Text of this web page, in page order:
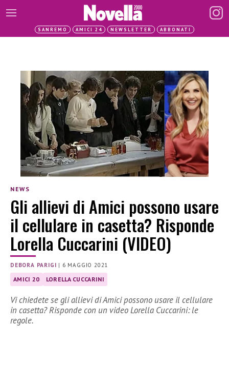
SANREMO AMICI 24 NEWSLETTER ABBONATI
NEWS
Gli allievi di Amici possono usare
il cellulare in casetta? Risponde
Lorella Cuccarini (VIDEO)
DEBORA PARIGI | 6 MAGGIO 2021
AMICI 20 LORELLA CUCCARINI
Vi chiedete se gli allievi di Amici possono usare il cellulare
in casetta? Risponde con un video Lorella Cuccarini: le
regole.